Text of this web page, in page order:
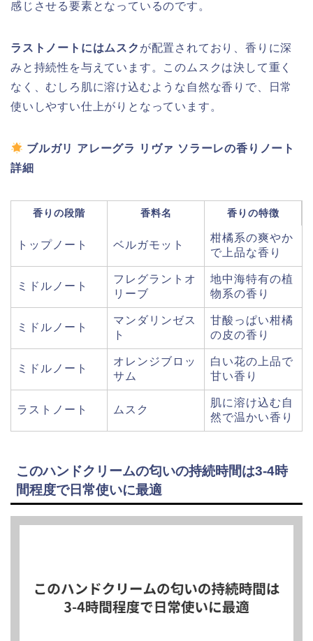
感じさせる要素となっているのです。
ラストノートにはムスク が配置されており、香りに深
みと持続性を与えています。このムスクは決して重く
なく、むしろ肌に溶け込むような自然な香りで、日常
使いしやすい仕上がりとなっています。
ブルガリ アレーグラ リヴァ ソラーレの香りノート
詳細
香りの段階 香料名 香りの特徴
トップノート ベルガモット
柑橘系の爽やか
で上品な香り
ミドルノート
フレグラントオ
リーブ
地中海特有の植
物系の香り
ミドルノート
マンダリンゼス
ト
甘酸っぱい柑橘
の皮の香り
ミドルノート
オレンジブロッ
サム
白い花の上品で
甘い香り
ラストノート ムスク
肌に溶け込む自
然で温かい香り
このハンドクリームの匂いの持続時間は3-4時
間程度で日常使いに最適